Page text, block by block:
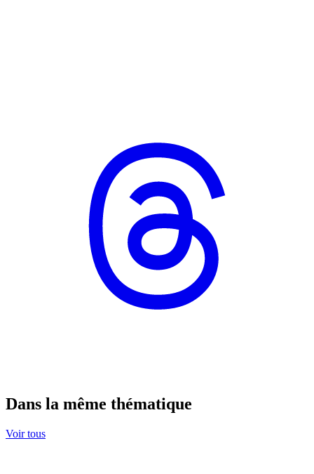
Dans la même thématique
Voir tous